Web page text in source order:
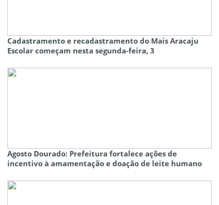
Cadastramento e recadastramento do Mais Aracaju
Escolar começam nesta segunda-feira, 3
Agosto Dourado: Prefeitura fortalece ações de
incentivo à amamentação e doação de leite humano